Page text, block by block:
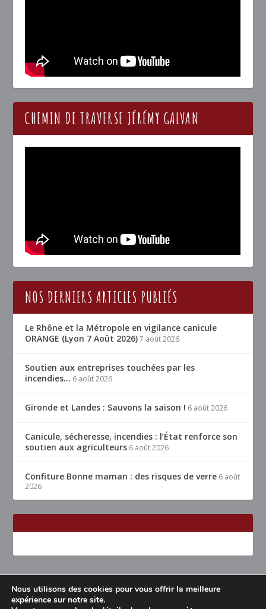
CHEMIN DE TRAVERSE JÉRÉMY GALVAN
NOS DERNIERS ARTICLES PUBLIÉS
Le Rhône et la Métropole en vigilance canicule
ORANGE (Lyon 7 Août 2026) 7 août 2026
Soutien aux entreprises touchées par les
incendies… 6 août 2026
Gironde et Landes : Sauvons la saison ! 6 août 2026
Canicule, sécheresse, incendies : l’État renforce son
soutien aux agriculteurs 6 août 2026
Confiture Bonne maman : des risques de verre 6 août
2026
Conçu parElegant Themes | Propulsé parWordPress
Nous utilisons des cookies pour vous offrir la meilleure
expérience sur notre site.